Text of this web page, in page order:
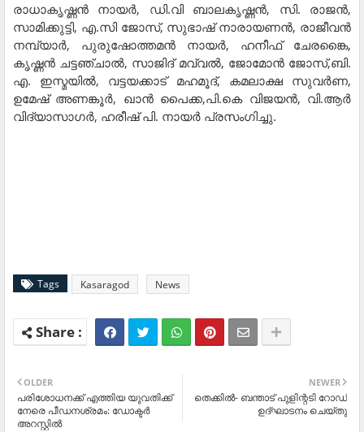
രാധാകൃഷ്ണന്‍ നായര്‍, ഡി.വി ബാലകൃഷ്ണന്‍, സി. രാജന്‍,
സാമിക്കുട്ടി, എ.സി ജോസ്, സുഭാഷ് നാരായണന്‍, രാജീവന്‍
നമ്പ്യാര്‍, പുരുഷോത്തമന്‍ നായര്‍, ഹനീഫ് ചേരങ്കൈ,
കൃഷ്ണന്‍ ചട്ടഞ്ചാല്‍, സാജിദ് മവ്വല്‍, ജോമോന്‍ ജോസ്,ബി.
എ. ഇസ്മയില്‍, വട്ടയക്കാട് മഹമൂദ്, കമലാക്ഷ സുവര്‍ണ,
ഉമേഷ് അണങ്കൂര്‍, ഖാന്‍ പൈക്ക,പി.കെ വിജയന്‍, വി.ആര്‍
വിദ്യാസാഗര്‍, ഹരീഷ് പി. നായര്‍ പ്രസംഗിച്ചു.
Tags Kasaragod News
NEWER
തെക്കില്‍- ബന്താട് പുളിന്റടി റോഡ്
ഉദ്ഘാടനം ചെയ്തു
OLDER
പരിശോധനക്ക് എത്തിയ യുവതിക്ക്
നേരെ പീഡനശ്രമം: ഡോക്ടര്‍
അറസ്റ്റില്‍